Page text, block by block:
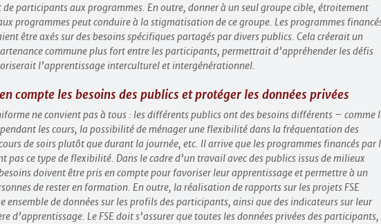
participants aux programmes. En outre, donner à un seul groupe cible, étroitement
programmes peut conduire à la stigmatisation de ce groupe. Les programmes
être axés sur des besoins spécifiques partagés par divers publics. Cela créerait un
commune plus fort entre les participants, permettrait d’appréhender les défis
l’apprentissage interculturel et intergénérationnel.
compte les besoins des publics et protéger les données privées
ne convient pas à tous : les différents publics ont des besoins différents – comme
les cours, la possibilité de ménager une flexibilité dans la fréquentation des
de soirs plutôt que durant la journée, etc. Il arrive que les programmes financés par
pas ce type de flexibilité. Dans le cadre d’un travail avec des publics issus de milieux
doivent être pris en compte pour favoriser leur apprentissage et permettre à un
de rester en formation. En outre, la réalisation de rapports sur les projets FSE
ensemble de données sur les profils des participants, ainsi que des indicateurs sur leur
d’apprentissage. Le FSE doit s’assurer que toutes les données privées des participants,